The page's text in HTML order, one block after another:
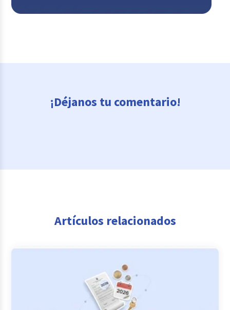
¡Déjanos tu comentario!
Artículos relacionados